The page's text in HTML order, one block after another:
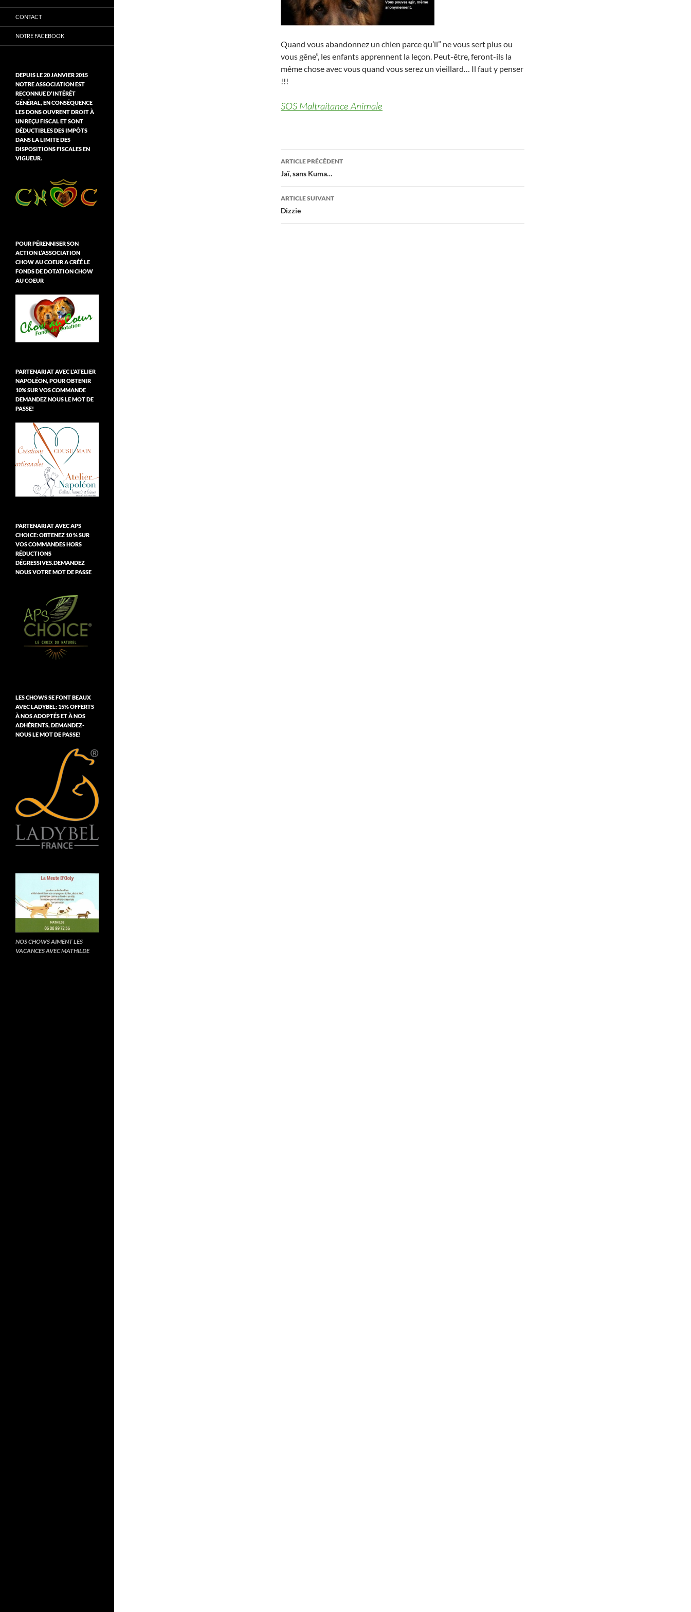
Quand vous abandonnez un chien parce qu’il” ne vous sert plus ou
vous gêne”, les enfants apprennent la leçon. Peut-être, feront-ils la
même chose avec vous quand vous serez un vieillard… Il faut y penser
!!!
SOS Maltraitance Animale
Navigation
des
articles
ARTICLE PRÉCÉDENT
Jaï, sans Kuma…
ARTICLE SUIVANT
Dizzie
CONTACT
NOTRE FACEBOOK
DEPUIS LE 20 JANVIER 2015
NOTRE ASSOCIATION EST
RECONNUE D’INTÉRÊT
GÉNÉRAL, EN CONSÉQUENCE
LES DONS OUVRENT DROIT À
UN REÇU FISCAL ET SONT
DÉDUCTIBLES DES IMPÔTS
DANS LA LIMITE DES
DISPOSITIONS FISCALES EN
VIGUEUR.
POUR PÉRENNISER SON
ACTION L’ASSOCIATION
CHOW AU COEUR A CRÉÉ LE
FONDS DE DOTATION CHOW
AU COEUR
PARTENARIAT AVEC L’ATELIER
NAPOLÉON, POUR OBTENIR
10% SUR VOS COMMANDE
DEMANDEZ NOUS LE MOT DE
PASSE!
PARTENARIAT AVEC APS
CHOICE: OBTENEZ 10 % SUR
VOS COMMANDES HORS
RÉDUCTIONS
DÉGRESSIVES.DEMANDEZ
NOUS VOTRE MOT DE PASSE
LES CHOWS SE FONT BEAUX
AVEC LADYBEL: 15% OFFERTS
À NOS ADOPTÉS ET À NOS
ADHÉRENTS, DEMANDEZ-
NOUS LE MOT DE PASSE!
NOS CHOWS AIMENT LES
VACANCES AVEC MATHILDE